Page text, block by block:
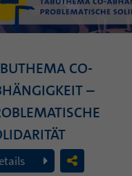
CO-
–
Juli 2026